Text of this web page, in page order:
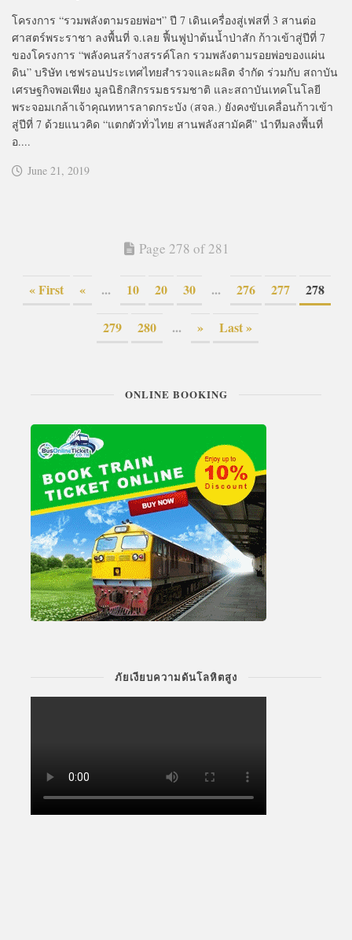
โครงการ “รวมพลังตามรอยพ่อฯ” ปี 7 เดินเครื่องสู่เฟสที่ 3 สานต่อ
ศาสตร์พระราชา ลงพื้นที่ จ.เลย ฟื้นฟูป่าต้นน้ำป่าสัก ก้าวเข้าสู่ปีที่ 7
ของโครงการ “พลังคนสร้างสรรค์โลก รวมพลังตามรอยพ่อของแผ่น
ดิน” บริษัท เชฟรอนประเทศไทยสำรวจและผลิต จำกัด ร่วมกับ สถาบัน
เศรษฐกิจพอเพียง มูลนิธิกสิกรรมธรรมชาติ และสถาบันเทคโนโลยี
พระจอมเกล้าเจ้าคุณทหารลาดกระบัง (สจล.) ยังคงขับเคลื่อนก้าวเข้า
สู่ปีที่ 7 ด้วยแนวคิด “แตกตัวทั่วไทย สานพลังสามัคคี” นำทีมลงพื้นที่
อ....
June 21, 2019
Page 278 of 281
« First « ... 10 20 30 ... 276 277 278
279 280 ... » Last »
ONLINE BOOKING
ภัยเงียบความดันโลหิตสูง